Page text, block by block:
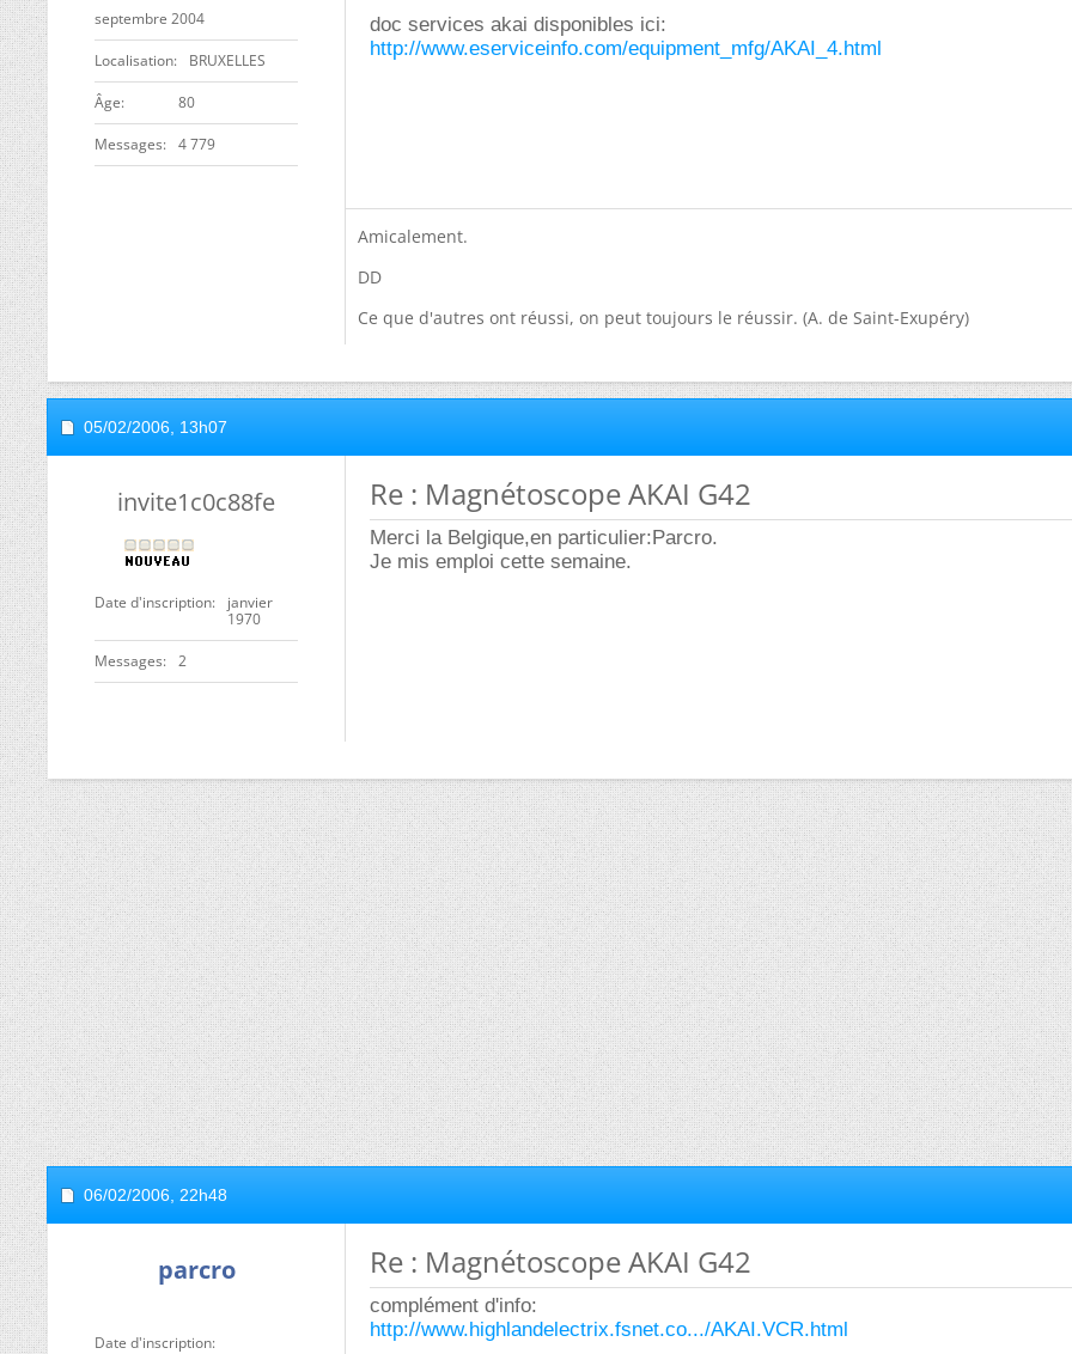
septembre 2004
Localisation BRUXELLES
ge 80
Messages 4 779
doc services akai disponibles ici:
http://www.eserviceinfo.com/equipment_mfg/AKAI_4.html
Amicalement.
DD
Ce que d'autres ont réussi, on peut toujours le réussir. (A. de Saint-Exupéry)
05/02/2006, 13h07
invite1c0c88fe
Date d'inscription
janvier
1970
Messages 2
Re : Magnétoscope AKAI G42
Merci la Belgique,en particulier:Parcro.
Je mis emploi cette semaine.
06/02/2006, 22h48
parcro
Date d'inscription
Re : Magnétoscope AKAI G42
complément d'info:
http://www.highlandelectrix.fsnet.co.../AKAI.VCR.html